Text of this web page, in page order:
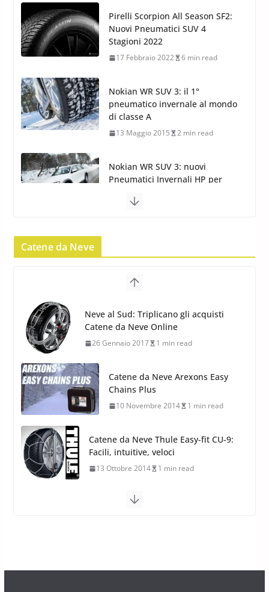
Pirelli Scorpion All Season SF2:
Nuovi Pneumatici SUV 4
Stagioni 2022
17 Febbraio 2022 6 min read
Nokian WR SUV 3: il 1°
pneumatico invernale al mondo
di classe A
13 Maggio 2015 2 min read
Nokian WR SUV 3: nuovi
Pneumatici Invernali HP per
23 Aprile 2013
Yokohama Geolandar G073: nuovi
22 Novembre 2012
Pirelli Scorpion Winter 2: Nuovi
Pneumatici Invernali SUV 2022
Catene da Neve
Neve al Sud: Triplicano gli acquisti
Catene da Neve Online
26 Gennaio 2017 1 min read
Catene da Neve Arexons Easy
Chains Plus
10 Novembre 2014 1 min read
Catene da Neve Thule Easy-fit CU-9:
Facili, intuitive, veloci
13 Ottobre 2014 1 min read
Calze da Neve Arexocks by